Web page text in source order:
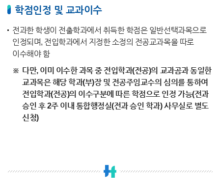
학점인정 및 교과이수
전과한 학생이 전출학과에서 취득한 학점은 일반선택과목으로
인정되며, 전입학과에서 지정한 소정의 전공교과목을 따로
이수해야 함
다만, 이미 이수한 과목 중 전입학과(전공)의 교과곰과 동일한
교과목은 해당 학과(부)장 및 전공주임교수의 심의를 통하여
전입학과(전공)의 이수구분에 따른 학점으로 인정 가능(전과
승인 후 2주 이내 통합행정실(전과 승인 학과) 사무실로 별도
신청)